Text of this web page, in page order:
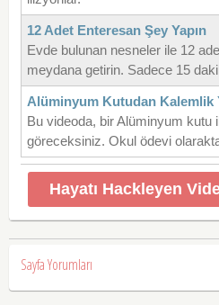
12 Adet Enteresan Şey Yapın
Evde bulunan nesneler ile 12
meydana getirin. Sadece 15
Alüminyum Kutudan Kalemlik
Bu videoda, bir Alüminyum kutu
göreceksiniz. Okul ödevi
Hayatı Hackleyen
Sayfa Yorumları